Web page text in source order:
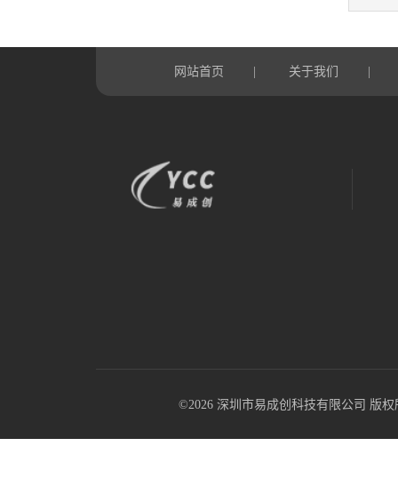
网站首页 关于我们
©2026 深圳市易成创科技有限公司 版权